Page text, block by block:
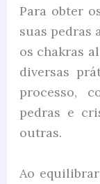
Para obter
suas pedras
os chakras
diversas
processo,
pedras e
outras.
Ao